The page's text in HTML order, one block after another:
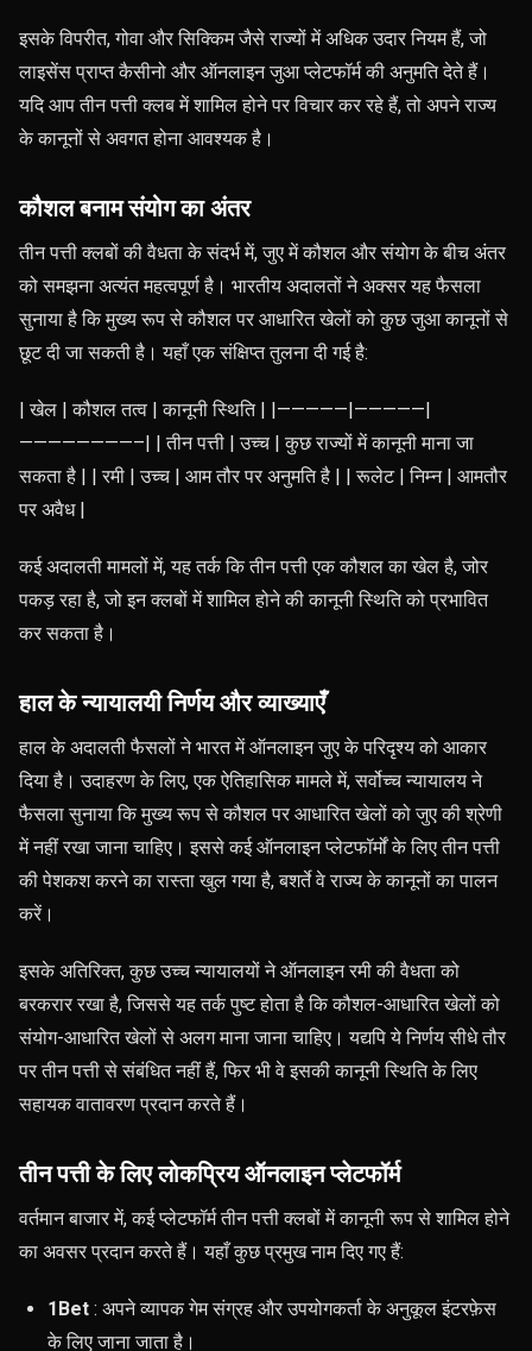
इसके विपरीत, गोवा और सिक्किम जैसे राज्यों में अधिक उदार नियम हैं, जो
लाइसेंस प्राप्त कैसीनो और ऑनलाइन जुआ प्लेटफॉर्म की अनुमति देते हैं।
यदि आप तीन पत्ती क्लब में शामिल होने पर विचार कर रहे हैं, तो अपने राज्य
के कानूनों से अवगत होना आवश्यक है।
कौशल बनाम संयोग का अंतर
तीन पत्ती क्लबों की वैधता के संदर्भ में, जुए में कौशल और संयोग के बीच अंतर
को समझना अत्यंत महत्वपूर्ण है। भारतीय अदालतों ने अक्सर यह फैसला
सुनाया है कि मुख्य रूप से कौशल पर आधारित खेलों को कुछ जुआ कानूनों से
छूट दी जा सकती है। यहाँ एक संक्षिप्त तुलना दी गई है:
| खेल | कौशल तत्व | कानूनी स्थिति | |—————|—————|
————————–| | तीन पत्ती | उच्च | कुछ राज्यों में कानूनी माना जा
सकता है | | रमी | उच्च | आम तौर पर अनुमति है | | रूलेट | निम्न | आमतौर
पर अवैध |
कई अदालती मामलों में, यह तर्क कि तीन पत्ती एक कौशल का खेल है, जोर
पकड़ रहा है, जो इन क्लबों में शामिल होने की कानूनी स्थिति को प्रभावित
कर सकता है।
हाल के न्यायालयी निर्णय और व्याख्याएँ
हाल के अदालती फैसलों ने भारत में ऑनलाइन जुए के परिदृश्य को आकार
दिया है। उदाहरण के लिए, एक ऐतिहासिक मामले में, सर्वोच्च न्यायालय ने
फैसला सुनाया कि मुख्य रूप से कौशल पर आधारित खेलों को जुए की श्रेणी
में नहीं रखा जाना चाहिए। इससे कई ऑनलाइन प्लेटफॉर्मों के लिए तीन पत्ती
की पेशकश करने का रास्ता खुल गया है, बशर्ते वे राज्य के कानूनों का पालन
करें।
इसके अतिरिक्त, कुछ उच्च न्यायालयों ने ऑनलाइन रमी की वैधता को
बरकरार रखा है, जिससे यह तर्क पुष्ट होता है कि कौशल-आधारित खेलों को
संयोग-आधारित खेलों से अलग माना जाना चाहिए। यद्यपि ये निर्णय सीधे तौर
पर तीन पत्ती से संबंधित नहीं हैं, फिर भी वे इसकी कानूनी स्थिति के लिए
सहायक वातावरण प्रदान करते हैं।
तीन पत्ती के लिए लोकप्रिय ऑनलाइन प्लेटफॉर्म
वर्तमान बाजार में, कई प्लेटफॉर्म तीन पत्ती क्लबों में कानूनी रूप से शामिल होने
का अवसर प्रदान करते हैं। यहाँ कुछ प्रमुख नाम दिए गए हैं:
1Bet : अपने व्यापक गेम संग्रह और उपयोगकर्ता के अनुकूल इंटरफ़ेस
के लिए जाना जाता है।